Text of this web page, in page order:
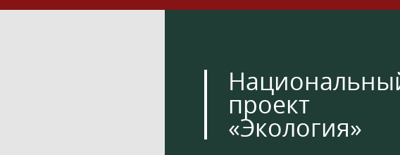
проект
«Экология»